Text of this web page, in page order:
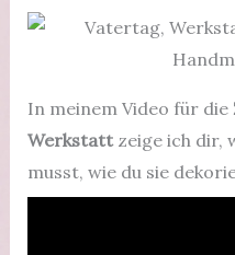
In meinem Video für die
Werkstattzeige ich dir,
musst, wie du sie